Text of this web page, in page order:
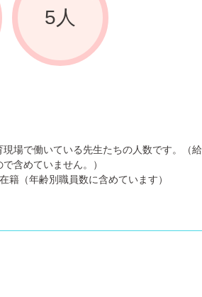
5人
場で働いている先生たちの人数です。（給
含めていません。）
籍（年齢別職員数に含めています）